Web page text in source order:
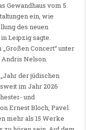
Gewandhaus vom 5.
ein, wie
des neuen
Leipzig sagte.
Concert“ unter
Nelson.
der jüdischen
im Jahr 2026
und
Ernest Bloch, Pavel
mehr als 15 Werke